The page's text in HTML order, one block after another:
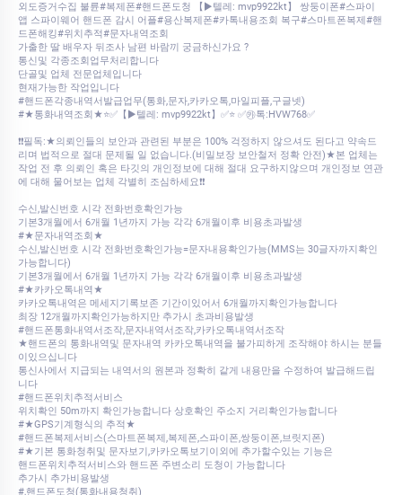
외도증거수집 불륜#복제폰#핸드폰도청 【▶텔레: mvp9922kt】 쌍둥이폰#스파이
앱 스파이웨어 핸드폰 감시 어플#용산복제폰#카톡내용조회 복구#스마트폰복제#핸
드폰해킹#위치추적#문자내역조회
가출한 딸 배우자 뒤조사 남편 바람끼 궁금하신가요 ?
통신및 각종조회업무처리합니다
단골및 업체 전문업체입니다
현재가능한 작업입니다
#핸드폰각종내역서발급업무(통화,문자,카카오톡,마일피플,구글넷)
#★통화내역조회★⭐✅【▶텔레: mvp9922kt】✅⭐ ✅㉸톡:HVW768✅
❗❗필독:★의뢰인들의 보안과 관련된 부분은 100% 걱정하지 않으셔도 된다고 약속드
리며 법적으로 절대 문제될 일 없습니다.(비밀보장 보안철저 정확 안전)★본 업체는
작업 전 후 의뢰인 혹은 타깃의 개인정보에 대해 절대 요구하지않으며 개인정보 연관
에 대해 물어보는 업체 각별히 조심하세요❗❗
수신,발신번호 시각 전화번호확인가능
기본3개월에서 6개월 1년까지 가능 각각 6개월이후 비용초과발생
#★문자내역조회★
수신,발신번호 시각 전화번호확인가능=문자내용확인가능(MMS는 30글자까지확인
가능합니다)
기본3개월에서 6개월 1년까지 가능 각각 6개월이후 비용초과발생
#★카카오톡내역★
카카오톡내역은 메세지기록보존 기간이있어서 6개월까지확인가능합니다
최장 12개월까지확인가능하지만 추가시 초과비용발생
#핸드폰통화내역서조작,문자내역서조작,카카오톡내역서조작
★핸드폰의 통화내역및 문자내역 카카오톡내역을 불가피하게 조작해야 하시는 분들
이있으십니다
통신사에서 지급되는 내역서의 원본과 정확히 같게 내용만을 수정하여 발급해드립
니다
#핸드폰위치추적서비스
위치확인 50m까지 확인가능합니다 상호확인 주소지 거리확인가능합니다
#★GPS기계형식의 추적★
#핸드폰복제서비스(스마트폰복제,복제폰,스파이폰,쌍둥이폰,브릿지폰)
#★기본 통화청취및 문자보기,카카오톡보기이외에 추가할수있는 기능은
핸드폰위치추적서비스와 핸드폰 주변소리 도청이 가능합니다
추가시 추가비용발생
#,핸드폰도청(통화내용청취)